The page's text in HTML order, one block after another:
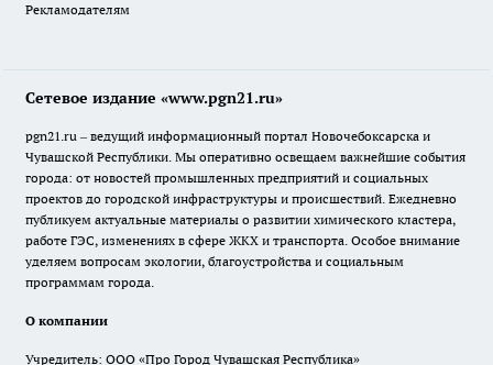
Рекламодателям
Сетевое издание «www.pgn21.ru»
pgn21.ru – ведущий информационный портал Новочебоксарска и
Чувашской Республики. Мы оперативно освещаем важнейшие события
города: от новостей промышленных предприятий и социальных
проектов до городской инфраструктуры и происшествий. Ежедневно
публикуем актуальные материалы о развитии химического кластера,
работе ГЭС, изменениях в сфере ЖКХ и транспорта. Особое внимание
уделяем вопросам экологии, благоустройства и социальным
программам города.
О компании
Учредитель: ООО «Про Город Чувашская Республика»